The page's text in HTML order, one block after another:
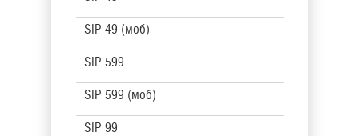
SIP 49 (моб)
SIP 599
SIP 599 (моб)
SIP 99